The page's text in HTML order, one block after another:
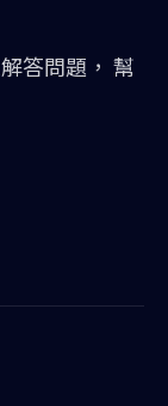
答問題， 幫